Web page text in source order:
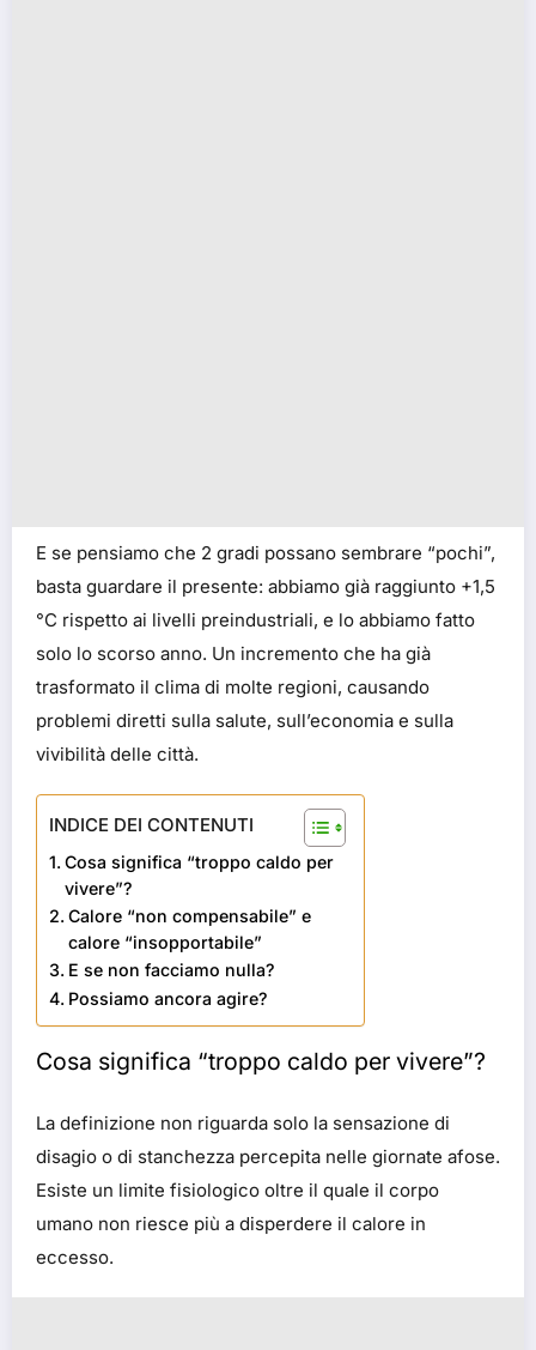
E se pensiamo che 2 gradi possano sembrare “pochi”,
basta guardare il presente: abbiamo già raggiunto +1,5
°C rispetto ai livelli preindustriali, e lo abbiamo fatto
solo lo scorso anno. Un incremento che ha già
trasformato il clima di molte regioni, causando
problemi diretti sulla salute, sull’economia e sulla
vivibilità delle città.
INDICE DEI CONTENUTI
Cosa significa “troppo caldo per
vivere”?
Calore “non compensabile” e
calore “insopportabile”
E se non facciamo nulla?
Possiamo ancora agire?
Cosa significa “troppo caldo per vivere”?
La definizione non riguarda solo la sensazione di
disagio o di stanchezza percepita nelle giornate afose.
Esiste un limite fisiologico oltre il quale il corpo
umano non riesce più a disperdere il calore in
eccesso.